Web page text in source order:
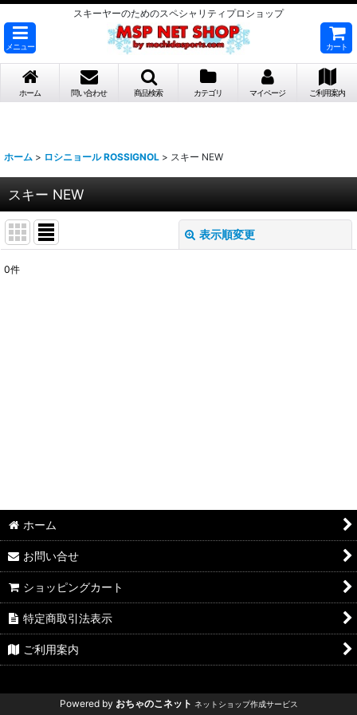
スキーヤーのためのスペシャリティプロショップ
メニュー カート
ホーム 問い合わせ 商品検索 カテゴリ マイページ ご利用案内
ホーム > ロシニョール ROSSIGNOL > スキー NEW
スキー NEW
表示順変更
0件
ホーム
お問い合せ
ショッピングカート
特定商取引法表示
ご利用案内
Powered by おちゃのこネット ネットショップ作成サービス